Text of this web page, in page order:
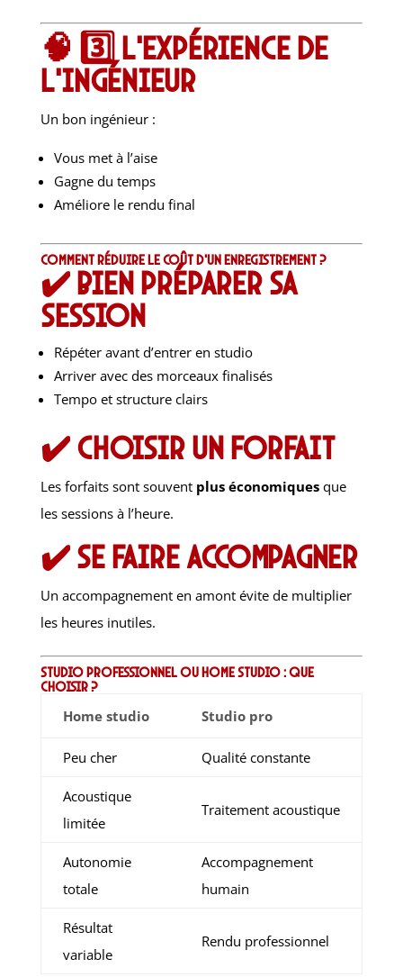
🧠 3️⃣ L’expérience de
l’ingénieur
Un bon ingénieur :
Vous met à l’aise
Gagne du temps
Améliore le rendu final
Comment réduire le coût d’un enregistrement ?
✔️ Bien préparer sa
session
Répéter avant d’entrer en studio
Arriver avec des morceaux finalisés
Tempo et structure clairs
✔️ Choisir un forfait
Les forfaits sont souvent plus économiquesque
les sessions à l’heure.
✔️ Se faire accompagner
Un accompagnement en amont évite de multiplier
les heures inutiles.
Studio professionnel ou home studio : que
choisir ?
Home studio Studio pro
Peu cher Qualité constante
Acoustique
limitée
Traitement acoustique
Autonomie
totale
Accompagnement
humain
Résultat
variable
Rendu professionnel